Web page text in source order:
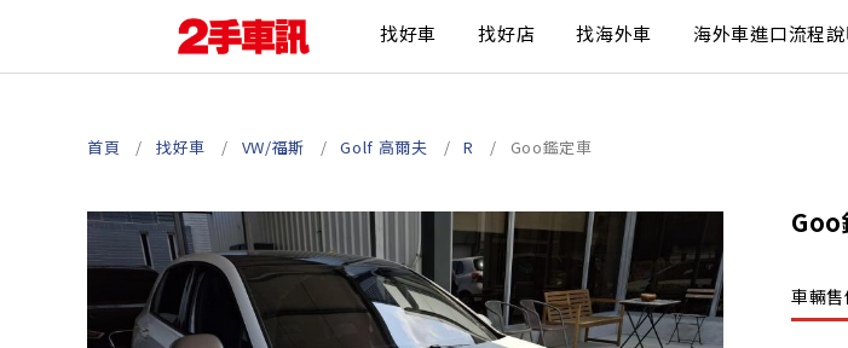
找好車 找好店 找海外車 海外車進口流程
首頁 找好車 VW/福斯 Golf 高爾夫 R Goo鑑定車
Goo
車輛售